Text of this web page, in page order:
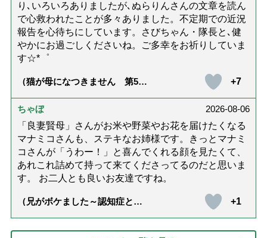
り､いろいろありましたが､ぬらりんさんの文章を読ん
で心救われたことが多々ありました。不定期での近況
報告を心待ちにしています。さびちゃん・隊長と､健
やかにお過ごしくださいね。ご多幸をお祈りしていま
す☆*゜
（猫が母になつきません 第500
+7
ちゃぼ
2026-08-06
「良妻賢母」さんがお米や野菜やお花を届けたくなる
マナミコさんも、ステキなお姉様です。きっとマナミ
コさんが「うわー！」と喜んでくれる顔を見たくて、
あれこれ詰めて持って来てくださってるのだと思いま
す。 お二人とも良いお友達ですね。
（兄がボケました～認知症と介
達』が届きました」）
+1